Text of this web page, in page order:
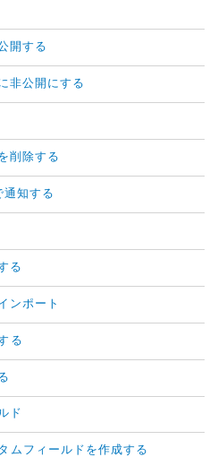
開する
非公開にする
削除する
通知する
る
ンポート
る
ド
ムフィールドを作成する